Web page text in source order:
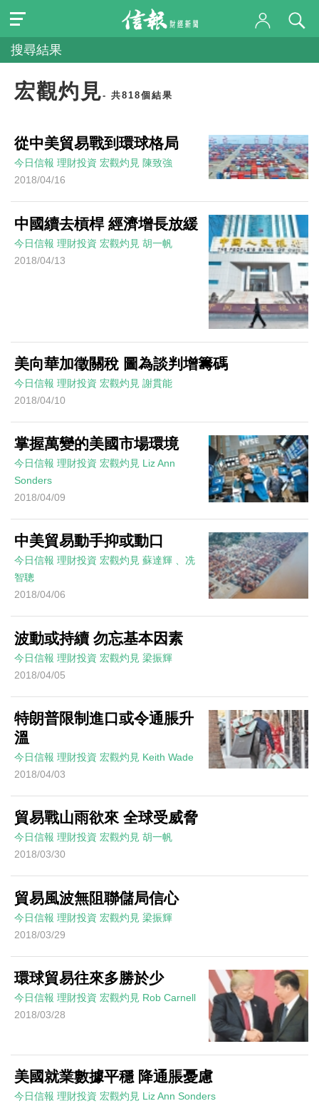
搜尋結果
宏觀灼見- 共818個結果
從中美貿易戰到環球格局
今日信報 理財投資 宏觀灼見 陳致強
2018/04/16
中國續去槓桿 經濟增長放緩
今日信報 理財投資 宏觀灼見 胡一帆
2018/04/13
美向華加徵關稅 圖為談判增籌碼
今日信報 理財投資 宏觀灼見 謝貫能
2018/04/10
掌握萬變的美國市場環境
今日信報 理財投資 宏觀灼見 Liz Ann
Sonders
2018/04/09
中美貿易動手抑或動口
今日信報 理財投資 宏觀灼見 蘇達輝 、冼
智聰
2018/04/06
波動或持續 勿忘基本因素
今日信報 理財投資 宏觀灼見 梁振輝
2018/04/05
特朗普限制進口或令通脹升
溫
今日信報 理財投資 宏觀灼見 Keith Wade
2018/04/03
貿易戰山雨欲來 全球受威脅
今日信報 理財投資 宏觀灼見 胡一帆
2018/03/30
貿易風波無阻聯儲局信心
今日信報 理財投資 宏觀灼見 梁振輝
2018/03/29
環球貿易往來多勝於少
今日信報 理財投資 宏觀灼見 Rob Carnell
2018/03/28
美國就業數據平穩 降通脹憂慮
今日信報 理財投資 宏觀灼見 Liz Ann Sonders